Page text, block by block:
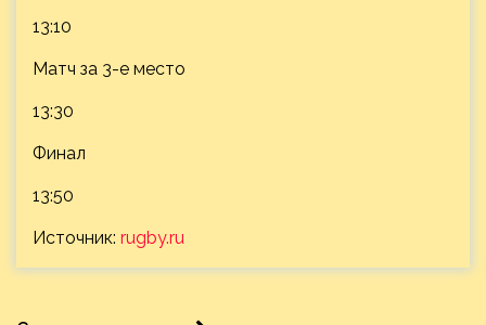
13:10
Матч за 3-е место
13:30
Финал
13:50
Источник: rugby.ru